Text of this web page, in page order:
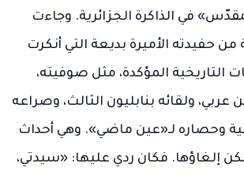
في الذاكرة الجزائرية. وجاءت
حفيدته الأميرة بديعة التي أنكرت
التاريخية المؤكدة، مثل صوفيته،
عربي، ولقائه بنابليون الثالث، وصراعه
وحصاره لـ«عين ماضي». وهي أحداث
إلغاؤها. فكان ردي عليها: «سيدتي،